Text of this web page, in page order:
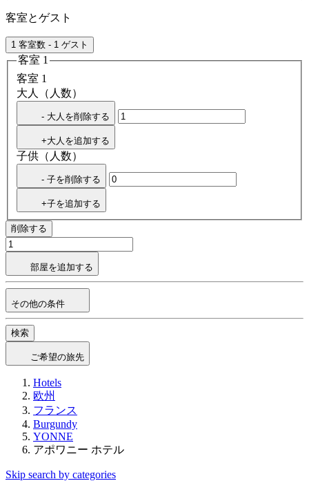
客室とゲスト
1 客室数 - 1 ゲスト
客室 1
客室 1
大人（人数）
- 大人を削除する
+大人を追加する
子供（人数）
- 子を削除する
+子を追加する
削除する
部屋を追加する
その他の条件
検索
ご希望の旅先
Hotels
欧州
フランス
Burgundy
YONNE
アポワニー ホテル
Skip search by categories